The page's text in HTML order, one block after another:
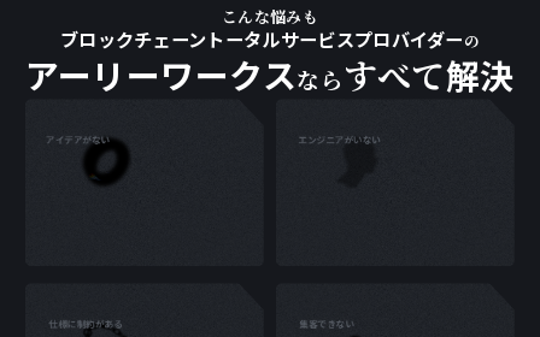
こんな悩みも
ブロックチェーントータルサービスプロバイダーの
アーリーワークスならすべて解決